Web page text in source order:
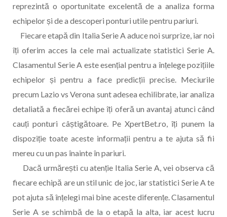
reprezintă o oportunitate excelentă de a analiza forma
echipelor și de a descoperi ponturi utile pentru pariuri.
Fiecare etapă din Italia Serie A aduce noi surprize, iar noi
îți oferim acces la cele mai actualizate statistici Serie A.
Clasamentul Serie A este esențial pentru a înțelege pozițiile
echipelor și pentru a face predicții precise. Meciurile
precum Lazio vs Verona sunt adesea echilibrate, iar analiza
detaliată a fiecărei echipe îți oferă un avantaj atunci când
cauți ponturi câștigătoare. Pe XpertBet.ro, îți punem la
dispoziție toate aceste informații pentru a te ajuta să fii
mereu cu un pas înainte în pariuri.
Dacă urmărești cu atenție Italia Serie A, vei observa că
fiecare echipă are un stil unic de joc, iar statistici Serie A te
pot ajuta să înțelegi mai bine aceste diferențe. Clasamentul
Serie A se schimbă de la o etapă la alta, iar acest lucru